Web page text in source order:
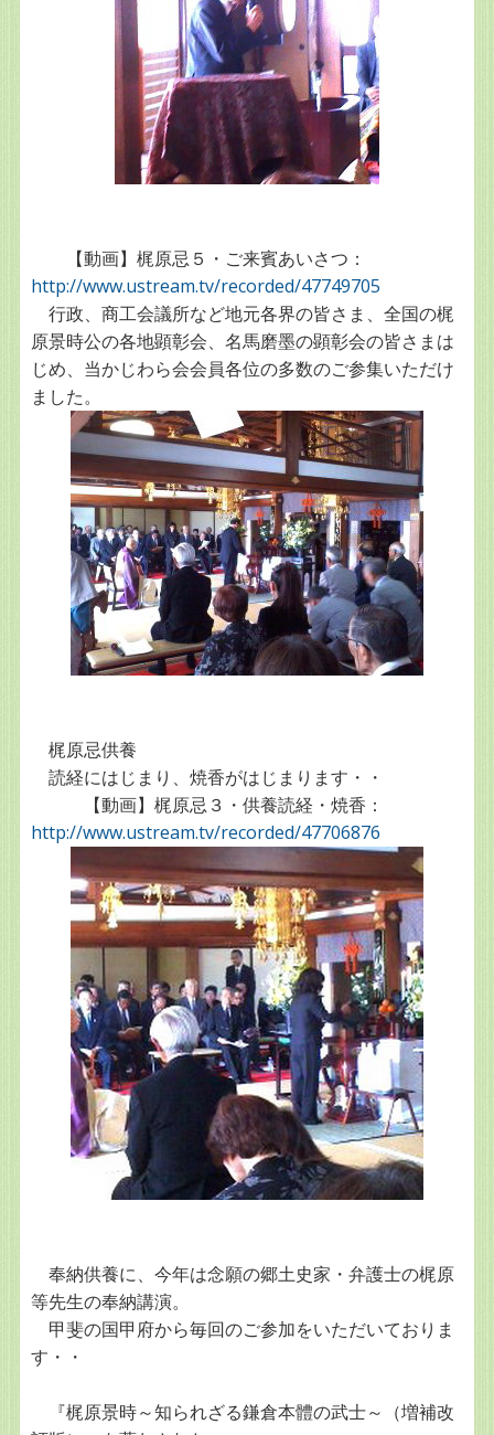
【動画】梶原忌５・ご来賓あいさつ：
http://www.ustream.tv/recorded/47749705
行政、商工会議所など地元各界の皆さま、全国の梶
原景時公の各地顕彰会、名馬磨墨の顕彰会の皆さまは
じめ、当かじわら会会員各位の多数のご参集いただけ
ました。
梶原忌供養
読経にはじまり、焼香がはじまります・・
【動画】梶原忌３・供養読経・焼香：
http://www.ustream.tv/recorded/47706876
奉納供養に、今年は念願の郷土史家・弁護士の梶原
等先生の奉納講演。
甲斐の国甲府から毎回のご参加をいただいておりま
す・・
『梶原景時～知られざる鎌倉本體の武士～（増補改